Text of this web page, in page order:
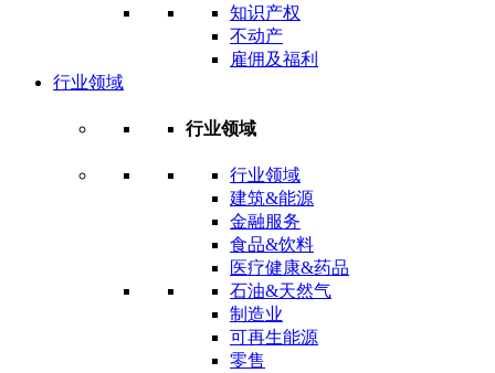
知识产权
不动产
雇佣及福利
行业领域
行业领域
行业领域
建筑&能源
金融服务
食品&饮料
医疗健康&药品
石油&天然气
制造业
可再生能源
零售